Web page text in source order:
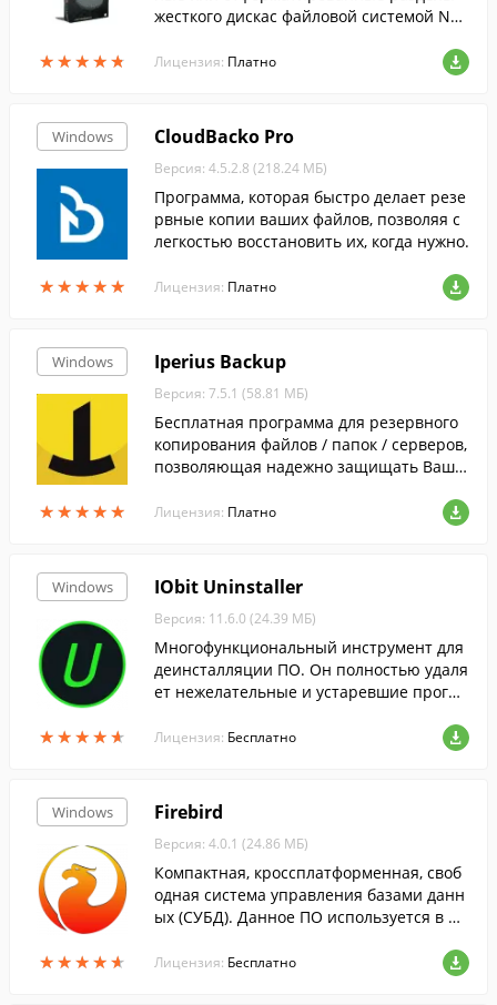
★★★★★
★★★★★
жесткого дискас файловой системой NTF
xtFS.
Лицензия: Платно
Windows
★★★★★
★★★★★
CloudBacko Pro
Версия: 4.5.2.8 (218.24 МБ)
Программа, которая быстро делает резе
рвные копии ваших файлов, позволяя с
легкостью восстановить их, когда нужно.
Лицензия: Платно
Windows
★★★★★
★★★★★
Iperius Backup
Версия: 7.5.1 (58.81 МБ)
Бесплатная программа для резервного
копирования файлов / папок / серверов,
позволяющая надежно защищать Вашу
и на носителях любого типа.
Лицензия: Платно
Windows
★★★★★
★★★★★
IObit Uninstaller
Версия: 11.6.0 (24.39 МБ)
Многофункциональный инструмент для
деинсталляции ПО. Он полностью удаля
ет нежелательные и устаревшие програ
авляя истории их существования в сист
Лицензия: Бесплатно
Windows
★★★★★
★★★★★
Firebird
Версия: 4.0.1 (24.86 МБ)
Компактная, кроссплатформенная, своб
одная система управления базами данн
ых (СУБД). Данное ПО используется в ра
Лицензия: Бесплатно